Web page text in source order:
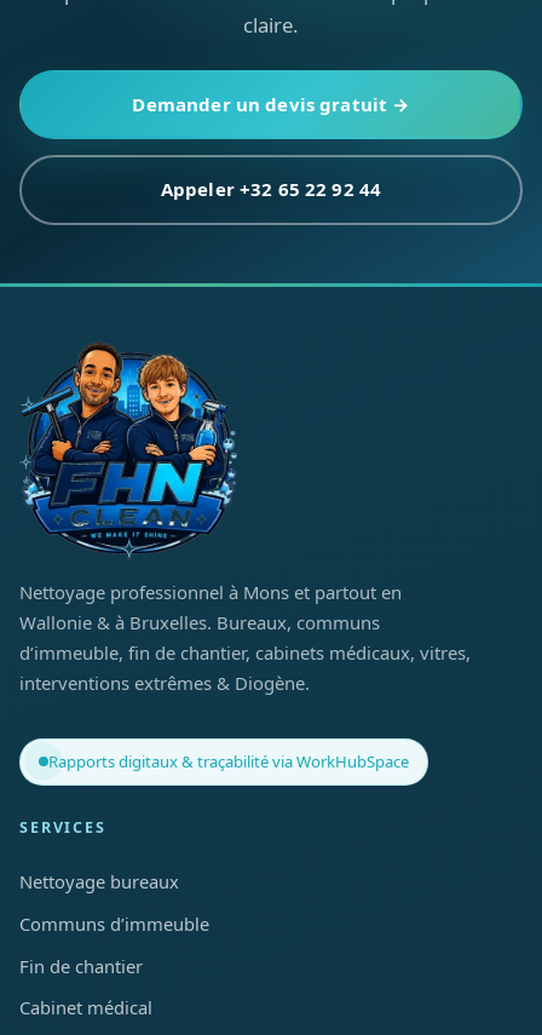
claire.
Demander un devis gratuit →
Appeler +32 65 22 92 44
Nettoyage professionnel à Mons et partout en
Wallonie & à Bruxelles. Bureaux, communs
d’immeuble, fin de chantier, cabinets médicaux, vitres,
interventions extrêmes & Diogène.
Rapports digitaux & traçabilité via WorkHubSpace
SERVICES
Nettoyage bureaux
Communs d’immeuble
Fin de chantier
Cabinet médical